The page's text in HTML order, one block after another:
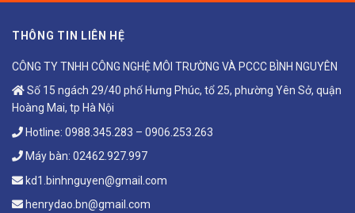
THÔNG TIN LIÊN HỆ
CÔNG TY TNHH CÔNG NGHỆ MÔI TRƯỜNG VÀ PCCC BÌNH NGUYÊN
Số 15 ngách 29/40 phố Hưng Phúc, tổ 25, phường Yên Sở, quận
Hoàng Mai, tp Hà Nội
Hotline: 0988.345.283 – 0906.253.263
Máy bàn: 02462.927.997
kd1.binhnguyen@gmail.com
henrydao.bn@gmail.com